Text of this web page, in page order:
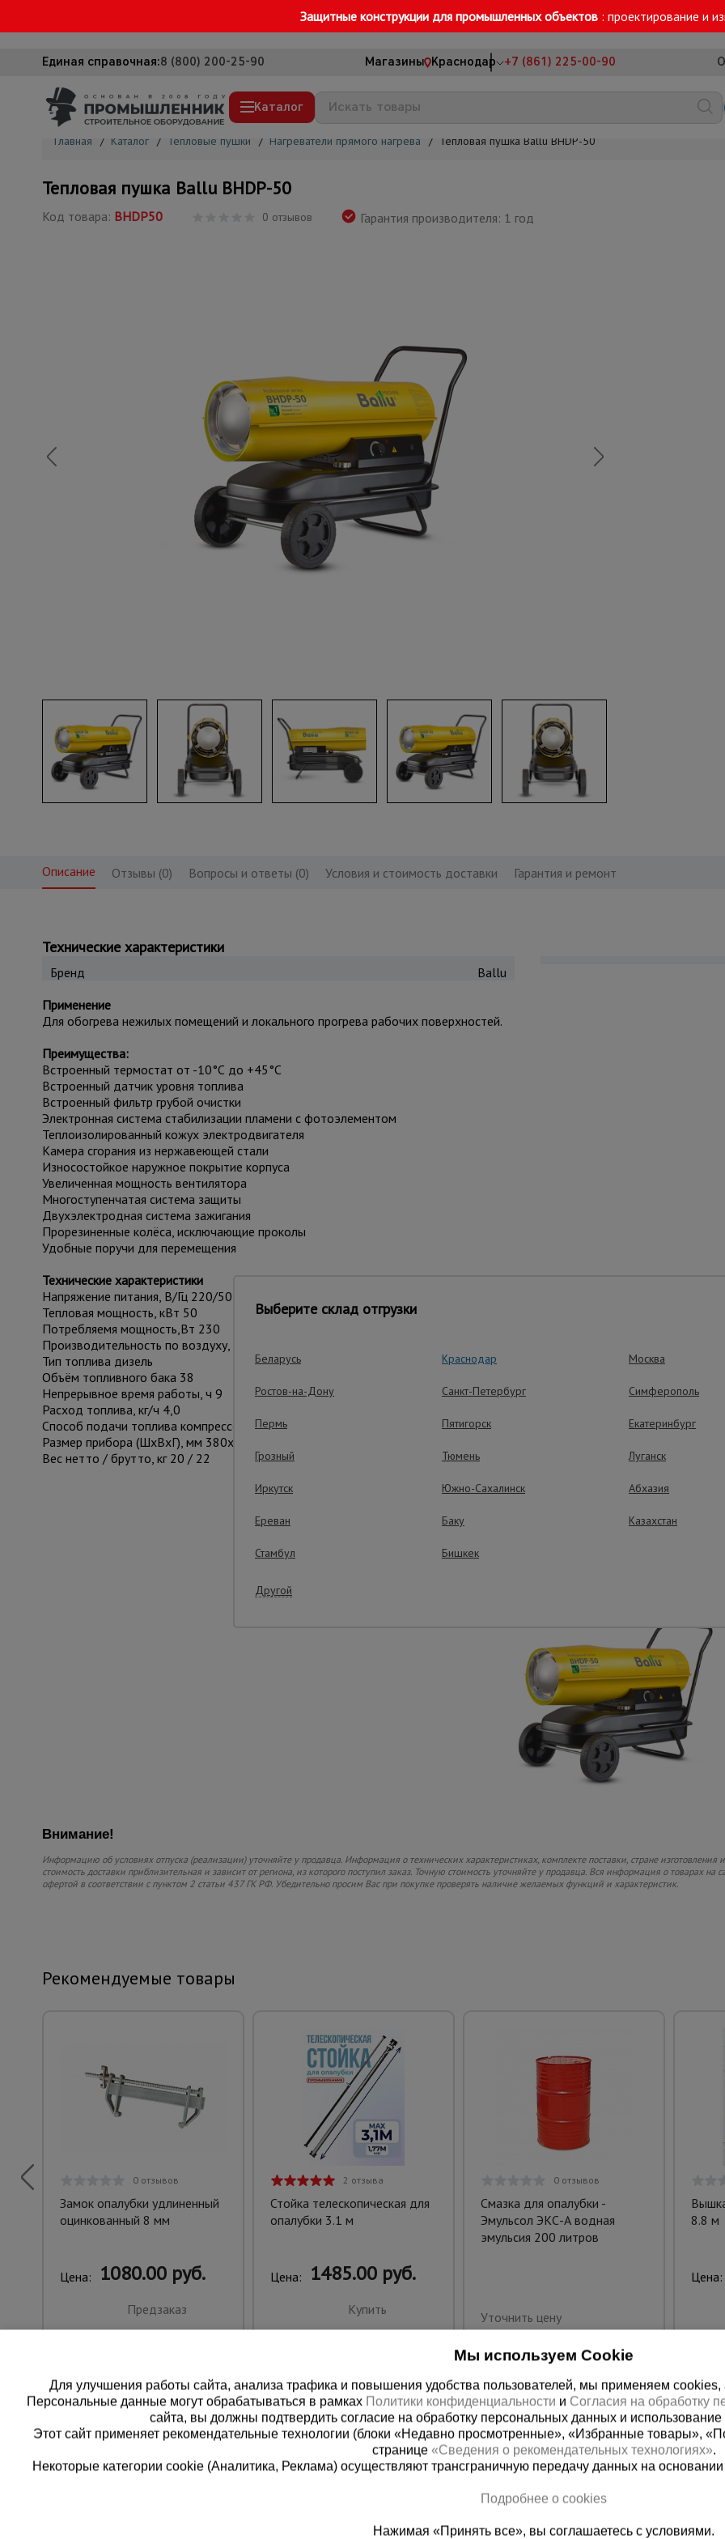
Защитные конструкции для промышленных объектов : проектирование и
Единая справочная:8 (800) 200-25-90 Магазины Краснодар +7 (861) 225-00-90
Каталог
Вышки-туры
Подмости строительные
Вибротехника для строительства
Оборудование для работы с арматурой
Оборудование для бетонных работ
Техника для склада
Тачки строительные и садовые
Лестницы и стремянки
Главная / Каталог / Тепловые пушки / Нагреватели прямого нагрева / Тепловая пушка Ballu BHDP-50
Тепловая пушка Ballu BHDP-50
Код товара: BHDP50 0 отзывов Гарантия производителя: 1 год
Описание Отзывы (0) Вопросы и ответы (0) Условия и стоимость доставки Гарантия и ремонт
Технические характеристики
Бренд
Ballu
Применение
Для обогрева нежилых помещений и локального прогрева рабочих поверхностей.
Преимущества:
Встроенный термостат от -10°С до +45°С
Встроенный датчик уровня топлива
Встроенный фильтр грубой очистки
Электронная система стабилизации пламени с фотоэлементом
Теплоизолированный кожух электродвигателя
Камера сгорания из нержавеющей стали
Износостойкое наружное покрытие корпуса
Увеличенная мощность вентилятора
Многоступенчатая система защиты
Двухэлектродная система зажигания
Прорезиненные колёса, исключающие проколы
Удобные поручи для перемещения
Технические характеристики
Напряжение питания, В/Гц 220/50
Тепловая мощность, кВт 50
Потребляемя мощность,Вт 230
Производительность по воздуху, м куб/ч 760
Тип топлива дизель
Объём топливного бака 38
Непрерывное время работы, ч 9
Расход топлива, кг/ч 4,0
Способ подачи топлива компрессор
Размер прибора (ШхВхГ), мм 380х460х860
Вес нетто / брутто, кг 20 / 22
Важные преимущества – эффективная
Внимание!
Информацию об условиях отпуска (реализации) уточняйте у продавца. Информация о технических характеристиках, комплекте поставки, стране
стоимость доставки приблизительная и зависит от региона, из которого поступил заказ. Точную стоимость уточняйте у продавца. Вся информация о товарах
офертой в соответствии с пунктом 2 статьи 437 ГК РФ. Убедительно просим Вас при покупке проверять наличие желаемых функций и характеристик.
Рекомендуемые товары
0 отзывов
Замок опалубки удлиненный
оцинкованный 8 мм
Цена: 1080.00 руб.
Предзаказ
2 отзыва
Стойка телескопическая для
опалубки 3.1 м
Цена: 1485.00 руб.
Купить
0 отзывов
Смазка для опалубки -
Эмульсол ЭКС-А водная
эмульсия 200 литров
Уточнить цену
8.8 м
Цена:
Выберите склад отгрузки
Беларусь Краснодар Москва
Ростов-на-Дону Санкт-Петербург Симферополь
Пермь Пятигорск Екатеринбург
Грозный Тюмень Луганск
Иркутск Южно-Сахалинск Абхазия
Ереван Баку Казахстан
Стамбул Бишкек
Другой
Мы используем Cookie
Для улучшения работы сайта, анализа трафика и повышения удобства пользователей, мы применяем cookies,
Персональные данные могут обрабатываться в рамках Политики конфиденциальности и Согласия на обработку
сайта, вы должны подтвердить согласие на обработку персональных данных и
Этот сайт применяет рекомендательные технологии (блоки «Недавно просмотренные», «Избранные товары»,
странице «Сведения о рекомендательных технологиях».
Некоторые категории cookie (Аналитика, Реклама) осуществляют трансграничную передачу данных на
Подробнее о cookies
Нажимая «Принять все», вы соглашаетесь с условиями.